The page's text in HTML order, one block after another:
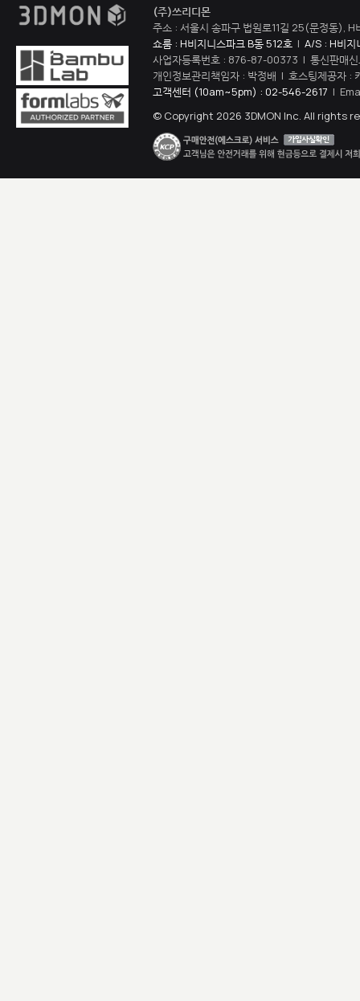
(주)쓰리디몬
주소 : 서울시 송파구 법원로11길 25(문정동),
쇼룸 : H비지니스파크 B동 512호 | A/S : H비지
사업자등록번호 : 876-87-00373 | 통신판매
개인정보관리책임자 : 박정배 | 호스팅제공자 :
고객센터 (10am~5pm) : 02-546-2617 |
© Copyright 2026 3DMON Inc. All rights